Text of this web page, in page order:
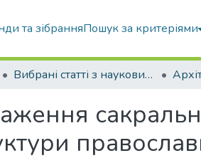
та зібранняПошук за критеріями
Вибрані статті з наукових збірників КНУБА